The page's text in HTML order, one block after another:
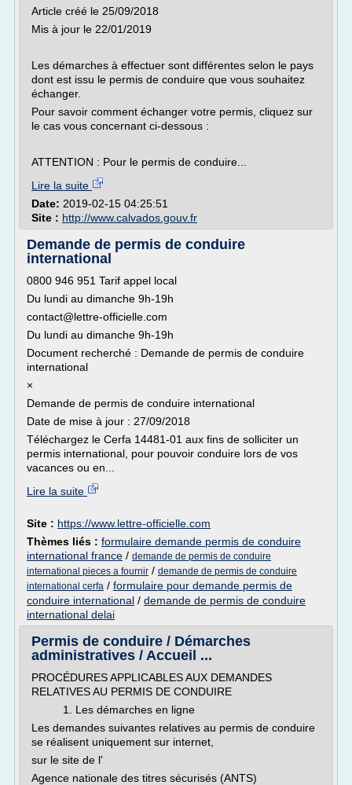
Article créé le 25/09/2018
Mis à jour le 22/01/2019
Les démarches à effectuer sont différentes selon le pays
dont est issu le permis de conduire que vous souhaitez
échanger.
Pour savoir comment échanger votre permis, cliquez sur
le cas vous concernant ci-dessous :
ATTENTION : Pour le permis de conduire...
Lire la suite
Date: 2019-02-15 04:25:51
Site : http://www.calvados.gouv.fr
Demande de permis de conduire
international
0800 946 951 Tarif appel local
Du lundi au dimanche 9h-19h
contact@lettre-officielle.com
Du lundi au dimanche 9h-19h
Document recherché : Demande de permis de conduire
international
×
Demande de permis de conduire international
Date de mise à jour : 27/09/2018
Téléchargez le Cerfa 14481-01 aux fins de solliciter un
permis international, pour pouvoir conduire lors de vos
vacances ou en...
Lire la suite
Site : https://www.lettre-officielle.com
Thèmes liés : formulaire demande permis de conduire
international france / demande de permis de conduire
international pieces a fournir / demande de permis de conduire
international cerfa / formulaire pour demande permis de
conduire international / demande de permis de conduire
international delai
Permis de conduire / Démarches
administratives / Accueil ...
PROCÉDURES APPLICABLES AUX DEMANDES
RELATIVES AU PERMIS DE CONDUIRE
1. Les démarches en ligne
Les demandes suivantes relatives au permis de conduire
se réalisent uniquement sur internet,
sur le site de l'
Agence nationale des titres sécurisés (ANTS)